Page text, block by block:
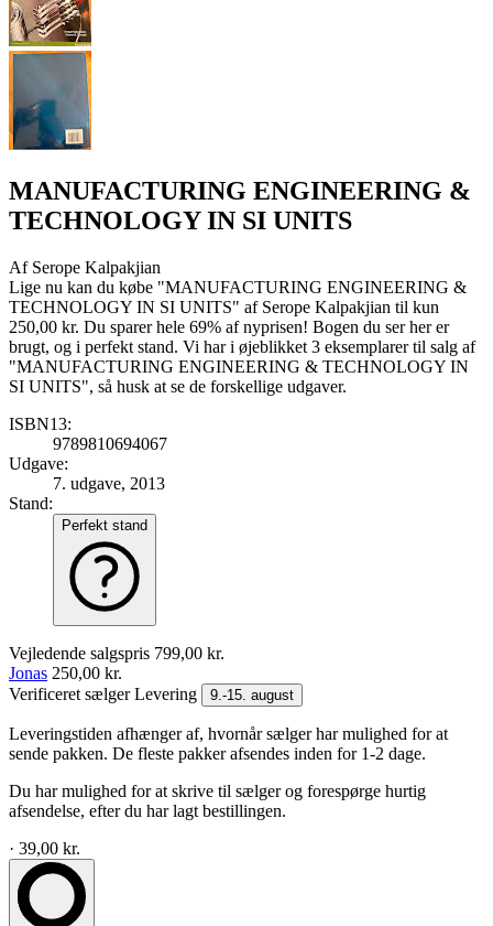
MANUFACTURING ENGINEERING &
TECHNOLOGY IN SI UNITS
Af Serope Kalpakjian
Lige nu kan du købe "MANUFACTURING ENGINEERING &
TECHNOLOGY IN SI UNITS" af Serope Kalpakjian til kun
250,00 kr. Du sparer hele 69% af nyprisen! Bogen du ser her er
brugt, og i perfekt stand. Vi har i øjeblikket 3 eksemplarer til salg af
"MANUFACTURING ENGINEERING & TECHNOLOGY IN
SI UNITS", så husk at se de forskellige udgaver.
ISBN13:
9789810694067
Udgave:
7. udgave, 2013
Stand:
Perfekt stand
Vejledende salgspris 799,00 kr.
Jonas 250,00 kr.
Verificeret sælgerLevering 9.-15. august
Leveringstiden afhænger af, hvornår sælger har mulighed for at
sende pakken. De fleste pakker afsendes inden for 1-2 dage.
Du har mulighed for at skrive til sælger og forespørge hurtig
afsendelse, efter du har lagt bestillingen.
· 39,00 kr.